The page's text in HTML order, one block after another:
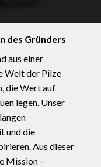
des Gründers
aus einer
Welt der Pilze
die Wert auf
legen. Unser
und die
Aus dieser
Mission –